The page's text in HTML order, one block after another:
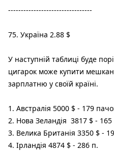
---------------------------------
75. Україна 2.88 $
У наступній таблиці буде
цигарок може купити
зарплатню у своїй країні.
Австралія 5000 $ - 179
Нова Зеландія 3817 $ - 165
Велика Британія 3350 $ -
Ірландія 4874 $ - 286 п.